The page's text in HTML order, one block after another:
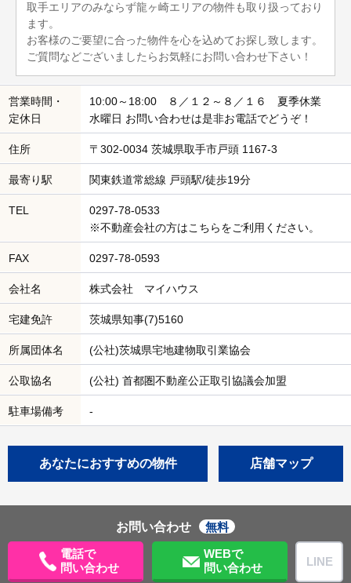
取手エリアのみならず龍ヶ崎エリアの物件も取り扱っており
ます。
お客様のご要望に合った物件を心を込めてお探し致します。
ご質問などございましたらお気軽にお問い合わせ下さい！
営業時間・
定休日
10:00～18:00 ８／１２～８／１６ 夏季休業
水曜日 お問い合わせは是非お電話でどうぞ！
住所 〒302-0034 茨城県取手市戸頭 1167-3
最寄り駅 関東鉄道常総線 戸頭駅/徒歩19分
TEL
0297-78-0533
※不動産会社の方はこちらをご利用ください。
FAX 0297-78-0593
会社名 株式会社 マイハウス
宅建免許 茨城県知事(7)5160
所属団体名 (公社)茨城県宅地建物取引業協会
公取協名 (公社) 首都圏不動産公正取引協議会加盟
駐車場備考 -
あなたにおすすめの物件 店舗マップ
お問い合わせ
無料
電話で
問い合わせ
WEBで
問い合わせ
LINE